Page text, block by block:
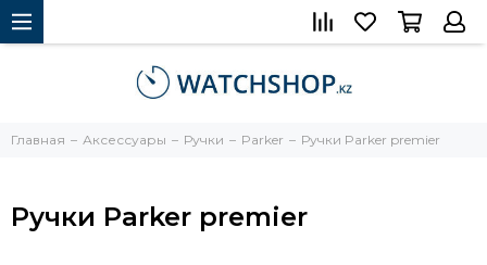
Главная Аксессуары Ручки Parker Ручки Parker premier
Ручки Parker premier